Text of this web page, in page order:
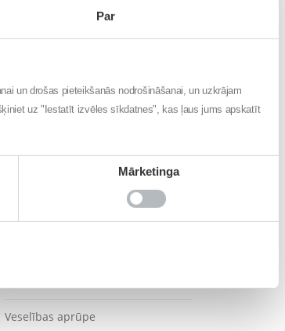
Par
un drošas pieteikšanās nodrošināšanai, un uzkrājam
uz "Iestatīt izvēles sīkdatnes", kas ļaus jums apskatīt
Mārketinga
Imunitāte
Noderīgi
Veselības aprūpe